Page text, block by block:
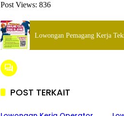
Post Views: 836
Lowongan Pemagang Kerja
POST TERKAIT
SMA/SMK